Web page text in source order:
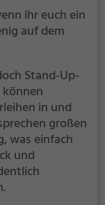
ihr euch ein
auf dem
Stand-Up-
können
in und
großen
was einfach
und